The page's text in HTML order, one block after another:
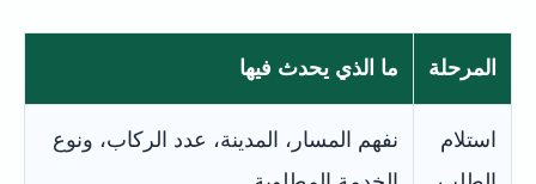
المرحلة ما الذي يحدث فيها
استلام
نفهم المسار، المدينة، عدد الركاب، ونوع